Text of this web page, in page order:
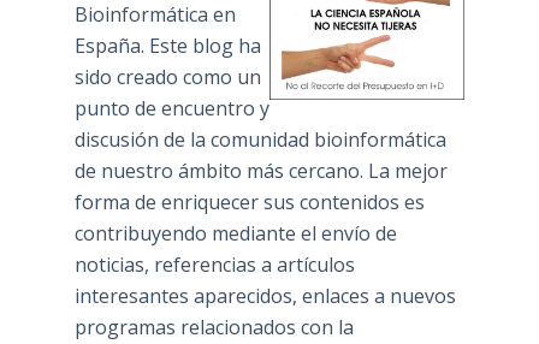
Bioinformática en
España. Este blog ha
sido creado como un
punto de encuentro y
discusión de la comunidad bioinformática
de nuestro ámbito más cercano. La mejor
forma de enriquecer sus contenidos es
contribuyendo mediante el envío de
noticias, referencias a artículos
interesantes aparecidos, enlaces a nuevos
programas relacionados con la